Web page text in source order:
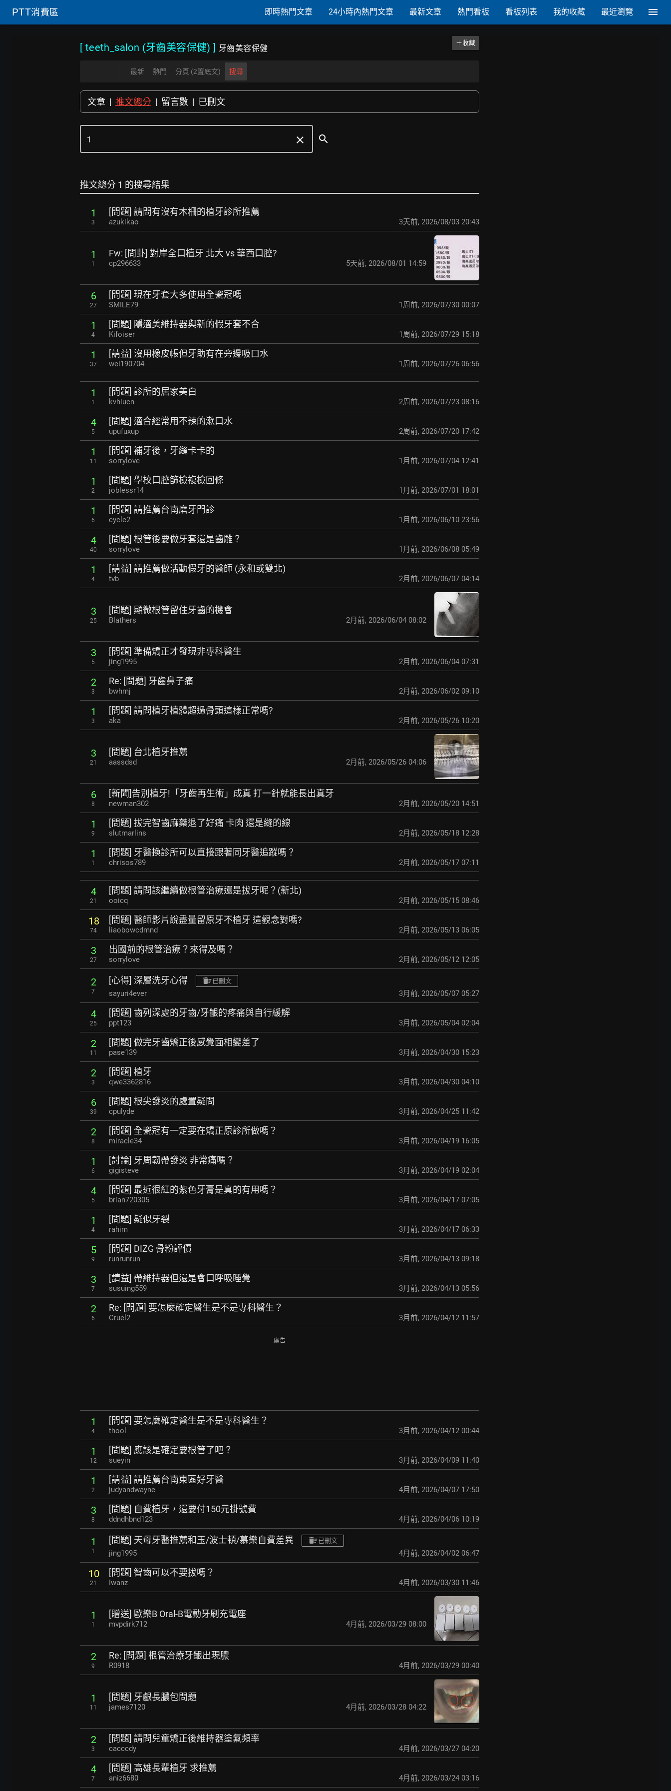
PTT消費區 即時熱門文章 24小時內熱門文章 最新文章 熱門看板 看板列表 我的收藏 最近瀏覽
[ teeth_salon (牙齒美容保健) ] 牙齒美容保健
＋收藏
最新 熱門 分頁 (2置底文) 搜尋
文章 | 推文總分 | 留言數 | 已刪文
clear search
推文總分 1 的搜尋結果
1
3
[問題] 請問有沒有木柵的植牙診所推薦
azukikao 3天前, 2026/08/03 20:43
1
1
Fw: [問卦] 對岸全口植牙 北大 vs 華西口腔?
cp296633 5天前, 2026/08/01 14:59
6
27
[問題] 現在牙套大多使用全瓷冠嗎
SMILE79 1周前, 2026/07/30 00:07
1
4
[問題] 隱適美維持器與新的假牙套不合
Kifoiser 1周前, 2026/07/29 15:18
1
37
[請益] 沒用橡皮帳但牙助有在旁邊吸口水
wei190704 1周前, 2026/07/26 06:56
1
1
[問題] 診所的居家美白
kvhiucn 2周前, 2026/07/23 08:16
4
5
[問題] 適合經常用不辣的漱口水
upufuxup 2周前, 2026/07/20 17:42
1
11
[問題] 補牙後，牙縫卡卡的
sorrylove 1月前, 2026/07/04 12:41
1
2
[問題] 學校口腔篩檢複檢回條
joblessr14 1月前, 2026/07/01 18:01
1
6
[問題] 請推薦台南磨牙門診
cycle2 1月前, 2026/06/10 23:56
4
40
[問題] 根管後要做牙套還是齒雕？
sorrylove 1月前, 2026/06/08 05:49
1
4
[請益] 請推薦做活動假牙的醫師 (永和或雙北)
tvb 2月前, 2026/06/07 04:14
3
25
[問題] 顯微根管留住牙齒的機會
Blathers 2月前, 2026/06/04 08:02
3
5
[問題] 準備矯正才發現非專科醫生
jing1995 2月前, 2026/06/04 07:31
2
3
Re: [問題] 牙齒鼻子痛
bwhmj 2月前, 2026/06/02 09:10
1
3
[問題] 請問植牙植體超過骨頭這樣正常嗎?
aka 2月前, 2026/05/26 10:20
3
21
[問題] 台北植牙推薦
aassdsd 2月前, 2026/05/26 04:06
6
8
[新聞]告別植牙!「牙齒再生術」成真 打一針就能長出真牙
newman302 2月前, 2026/05/20 14:51
1
9
[問題] 拔完智齒麻藥退了好痛 卡肉 還是縫的線
slutmarlins 2月前, 2026/05/18 12:28
1
1
[問題] 牙醫換診所可以直接跟著同牙醫追蹤嗎？
chrisos789 2月前, 2026/05/17 07:11
4
21
[問題] 請問該繼續做根管治療還是拔牙呢？(新北)
ooicq 2月前, 2026/05/15 08:46
18
74
[問題] 醫師影片說盡量留原牙不植牙 這觀念對嗎?
liaobowcdmnd 2月前, 2026/05/13 06:05
3
27
出國前的根管治療？來得及嗎？
sorrylove 2月前, 2026/05/12 12:05
2
7
[心得] 深層洗牙心得 已刪文
sayuri4ever 3月前, 2026/05/07 05:27
4
25
[問題] 齒列深處的牙齒/牙齦的疼痛與自行緩解
ppt123 3月前, 2026/05/04 02:04
2
11
[問題] 做完牙齒矯正後感覺面相變差了
pase139 3月前, 2026/04/30 15:23
2
3
[問題] 植牙
qwe3362816 3月前, 2026/04/30 04:10
6
39
[問題] 根尖發炎的處置疑問
cpulyde 3月前, 2026/04/25 11:42
2
8
[問題] 全瓷冠有一定要在矯正原診所做嗎？
miracle34 3月前, 2026/04/19 16:05
1
6
[討論] 牙周韌帶發炎 非常痛嗎？
gigisteve 3月前, 2026/04/19 02:04
4
5
[問題] 最近很紅的紫色牙膏是真的有用嗎？
brian720305 3月前, 2026/04/17 07:05
1
4
[問題] 疑似牙裂
rahim 3月前, 2026/04/17 06:33
5
9
[問題] DIZG 骨粉評價
runrunrun 3月前, 2026/04/13 09:18
3
7
[請益] 帶維持器但還是會口呼吸睡覺
susuing559 3月前, 2026/04/13 05:56
2
6
Re: [問題] 要怎麼確定醫生是不是專科醫生？
Cruel2 3月前, 2026/04/12 11:57
廣告
1
4
[問題] 要怎麼確定醫生是不是專科醫生？
thool 3月前, 2026/04/12 00:44
1
12
[問題] 應該是確定要根管了吧？
sueyin 3月前, 2026/04/09 11:40
1
2
[請益] 請推薦台南東區好牙醫
judyandwayne 4月前, 2026/04/07 17:50
3
8
[問題] 自費植牙，還要付150元掛號費
ddndhbnd123 4月前, 2026/04/06 10:19
1
1
[問題] 天母牙醫推薦和玉/波士頓/慕樂自費差異 已刪文
jing1995 4月前, 2026/04/02 06:47
10
21
[問題] 智齒可以不要拔嗎？
Iwanz 4月前, 2026/03/30 11:46
1
1
[贈送] 歐樂B Oral-B電動牙刷充電座
mvpdirk712 4月前, 2026/03/29 08:00
2
9
Re: [問題] 根管治療牙齦出現膿
R0918 4月前, 2026/03/29 00:40
1
11
[問題] 牙齦長膿包問題
james7120 4月前, 2026/03/28 04:22
2
3
[問題] 請問兒童矯正後維持器塗氟頻率
cacccdy 4月前, 2026/03/27 04:20
4
7
[問題] 高雄長輩植牙 求推薦
aniz6680 4月前, 2026/03/24 03:16